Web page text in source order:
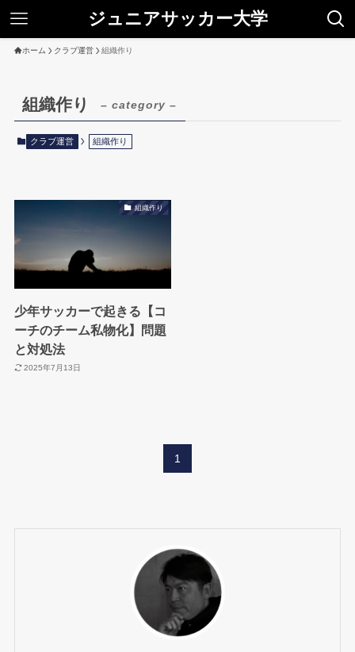
ジュニアサッカー大学
ホーム クラブ運営 組織作り
組織作り – category –
クラブ運営 組織作り
組織作り
少年サッカーで起きる【コ
ーチのチーム私物化】問題
と対処法
2025年7月13日
1